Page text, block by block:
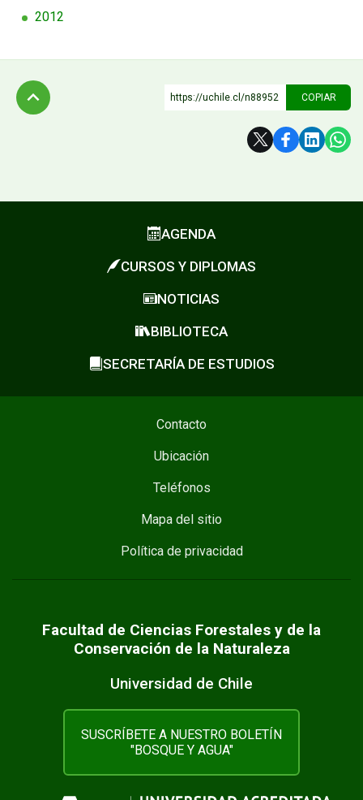
2012
https://uchile.cl/n88952 COPIAR
AGENDA
CURSOS Y DIPLOMAS
NOTICIAS
BIBLIOTECA
SECRETARÍA DE ESTUDIOS
Contacto
Ubicación
Teléfonos
Mapa del sitio
Política de privacidad
Facultad de Ciencias Forestales y de la
Conservación de la Naturaleza
Universidad de Chile
SUSCRÍBETE A NUESTRO BOLETÍN
"BOSQUE Y AGUA"